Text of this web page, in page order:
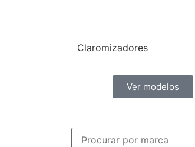
Claromizadores
Ver modelos